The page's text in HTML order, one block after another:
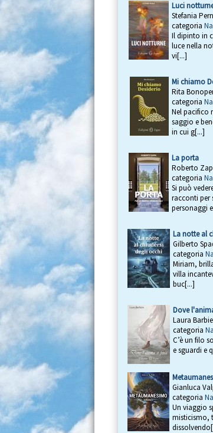
Luci
Stefania
categoria
Il dipinto in
luce nella
vi[...]
Mi chiamo
Rita
categoria
Nel pacifico
saggio e
in cui g[...]
La porta
Roberto
categoria
Si può
racconti per
personaggi
La notte al
Gilberto
categoria
Miriam,
villa
buc[...]
Dove
Laura
categoria
C’è un filo
e sguardi e
Gianluca
categoria
Un viaggio
misticismo,